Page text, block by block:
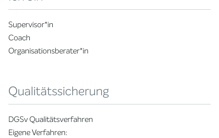
Supervisor*in
Coach
Organisationsberater*in
Qualitätssicherung
DGSv Qualitätsverfahren
Eigene Verfahren: